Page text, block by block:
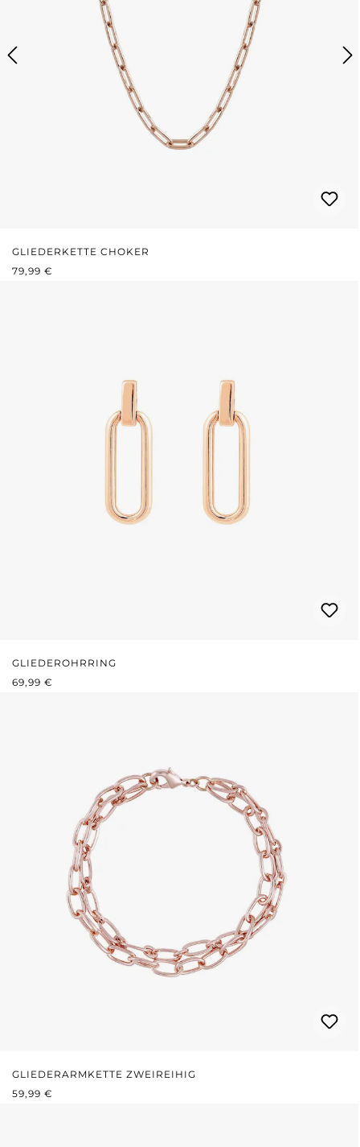
GLIEDERKETTE CHOKER
REGULÄRER PREIS:
79,99 €
GLIEDEROHRRING
REGULÄRER PREIS:
69,99 €
GLIEDERARMKETTE ZWEIREIHIG
REGULÄRER PREIS:
59,99 €